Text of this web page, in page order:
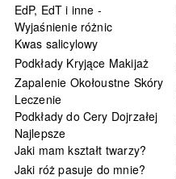
EdP, EdT i inne -
Wyjaśnienie różnic
Kwas salicylowy
Podkłady Kryjące Makijaż
Zapalenie Okołoustne Skóry
Leczenie
Podkłady do Cery Dojrzałej
Najlepsze
Jaki mam kształt twarzy?
Jaki róż pasuje do mnie?